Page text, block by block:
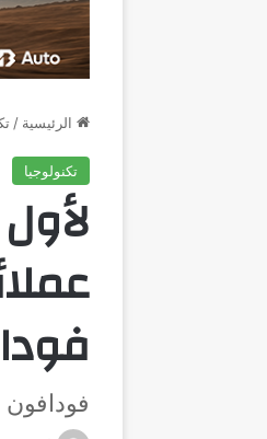
الرئيسية /
تكنولوجيا
فودافون مصر تشكر